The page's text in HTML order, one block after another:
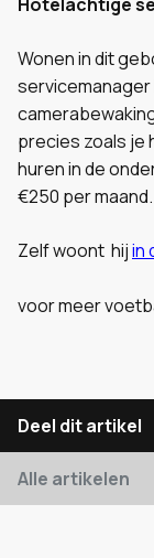
Wonen in dit
servicemanager
precies zoals je
huren in de
€250 per maand.
Zelf woont hijin
voor meer
Deel dit artikel
Alle artikelen